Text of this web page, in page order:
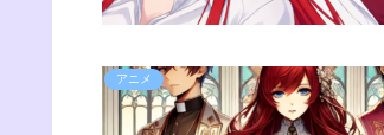
アニメ